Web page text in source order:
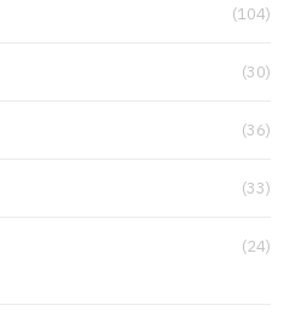
(104)
(30)
(36)
(33)
(24)